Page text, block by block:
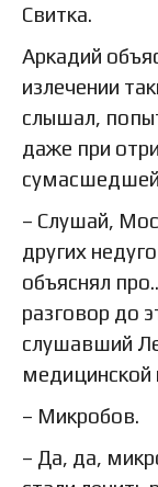
Свитка.
Аркадий
излечении
слышал,
даже при
сумасшедшей
– Слушай,
других
объяснял
разговор до
слушавший
медицинской
– Микробов.
– Да, да,